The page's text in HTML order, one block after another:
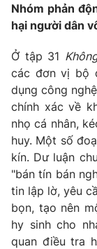
Góc doanh
Truyền hình
Phim VTV
Hậu trường
Nhân vật
Khán giả
Giải sao mai
Giải trí
Điện ảnh
Âm nhạc
Sao
Đời sống
Du lịch
Làm đẹp
Chất lượng
Giáo dục
Tuyển sinh
Học trực tuyến
Công nghệ
Hitech Công
Sản phẩm
Giao lưu trực
Nhóm phản
hại người dân
Ở tập 31
các đơn vị bộ
dụng công
chính xác về
nhọ cá nhân,
huy. Một số
kín. Dư luận
"bán tín bán
tin lập lờ, yêu
bọn, tạo nên
hy sinh cho
quan điều tra